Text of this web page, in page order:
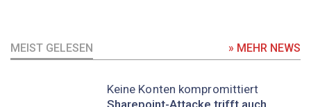
MEIST GELESEN » MEHR NEWS
Keine Konten kompromittiert
Sharepoint-Attacke trifft auch